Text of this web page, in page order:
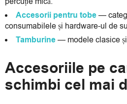
Accesorii pentru tobe—
consumabilele și hardware-ul de
Tamburine— modele clasice
Accesoriile pe
schimbi cel mai